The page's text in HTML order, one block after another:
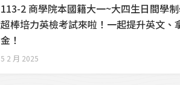
113-2 商學院本國籍大一~大四生日間學
超棒培力英檢考試來啦！一起提升英文、
金！
5 2 月 2025